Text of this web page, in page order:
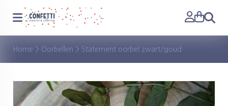
Zoeken
Home > Oorbellen > Statement oorbel zwart/goud